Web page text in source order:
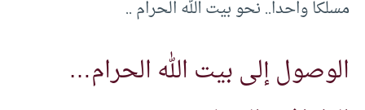
مسلكا واحدا.. نحو بيت الله الحرام ..
الوصول إلى بيت الله الحرام…